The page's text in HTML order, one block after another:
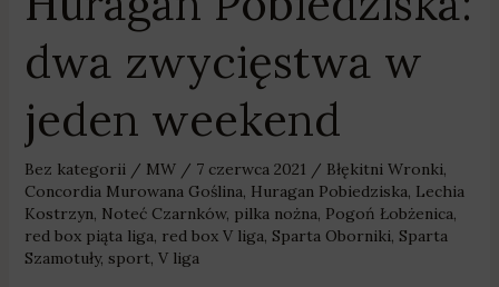
dwa zwycięstwa w
jeden weekend
Bez kategorii/ MW / 7 czerwca 2021 / Błękitni Wronki,
Concordia Murowana Goślina, Huragan Pobiedziska, Lechia
Kostrzyn, Noteć Czarnków, pilka nożna, Pogoń Łobżenica,
red box piąta liga, red box V liga, Sparta Oborniki, Sparta
Szamotuły, sport, V liga